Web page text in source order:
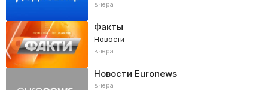
вчера
Факты
Новости
вчера
Новости Euronews
вчера